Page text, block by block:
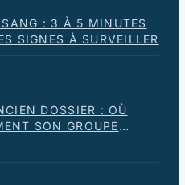
SANG : 3 À 5 MINUTES
SIGNES À SURVEILLER
DOSSIER : OÙ
SON GROUPE